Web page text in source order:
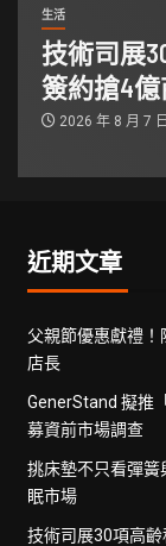
生活
技術司展
簽約搶4
2026 年 8 月 7 日
近期文章
父親節優惠獻禮
店長
GenerStand 擬推
募資前市場調查
挑床墊不只看彈簧
眠市場
技術司展30項高